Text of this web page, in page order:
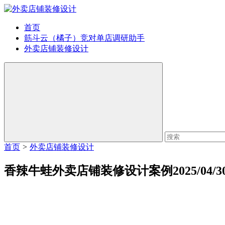
首页
筋斗云（橘子）竞对单店调研助手
外卖店铺装修设计
首页 > 外卖店铺装修设计
香辣牛蛙外卖店铺装修设计案例2025/04/